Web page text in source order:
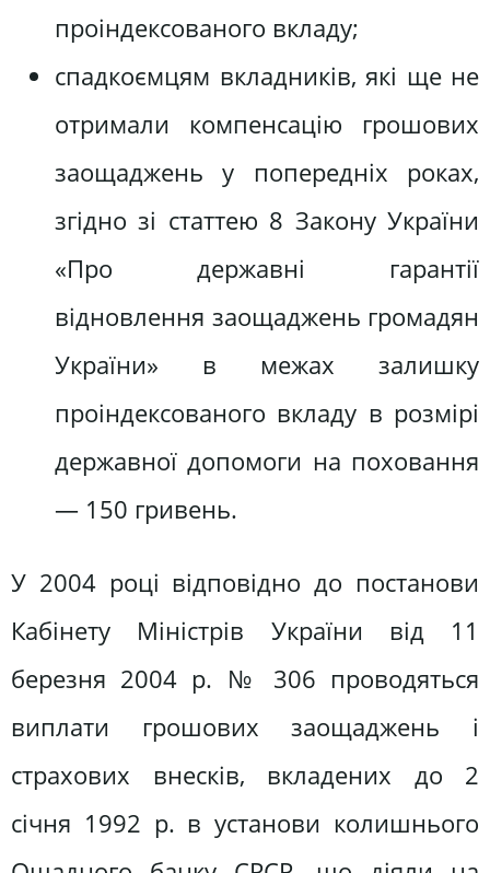
проіндексованого вкладу;
спадкоємцям вкладників, які ще не
отримали компенсацію грошових
заощаджень у попередніх роках,
згідно зі статтею 8 Закону України
«Про державні гарантії
відновлення заощаджень громадян
України» в межах залишку
проіндексованого вкладу в розмірі
державної допомоги на поховання
— 150 гривень.
У 2004 році відповідно до постанови
Кабінету Міністрів України від 11
березня 2004 р. № 306 проводяться
виплати грошових заощаджень і
страхових внесків, вкладених до 2
січня 1992 р. в установи колишнього